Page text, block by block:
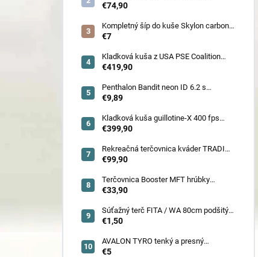
jednofarebný (ľahký stred pre mužov,
!!
€74,90
Kompletný šíp do kuše Skylon carbon
3K z pevného karbónu v rozmeroch
quill a diablo
€7
Kladková kuša z USA PSE Coalition
frontier 380 fps (80178) - superakcia !
€419,90
Penthalon Bandit neon ID 6.2 s
prírodnými letkami
€9,89
Kladková kuša guillotine-X 400 fps
camo so zabudovaným nášľapom
€399,90
Rekreačná terčovnica kváder TRADI
80x80x22 cm (6132)
€99,90
Terčovnica Booster MFT hrúbky
7cm/11cm/17cm
€33,90
Súťažný terč FITA / WA 80cm podšitý
(6005)
€1,50
AVALON TYRO tenký a presný
€5